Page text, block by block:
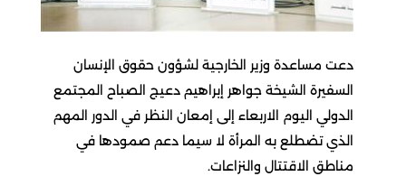
دعت مساعدة وزير الخارجية لشؤون حقوق الإنسان
السفيرة الشيخة جواهر إبراهيم دعيج الصباح المجتمع
الدولي اليوم الاربعاء إلى إمعان النظر في الدور المهم
الذي تضطلع به المرأة لا سيما دعم صمودها في
مناطق الاقتتال والنزاعات.